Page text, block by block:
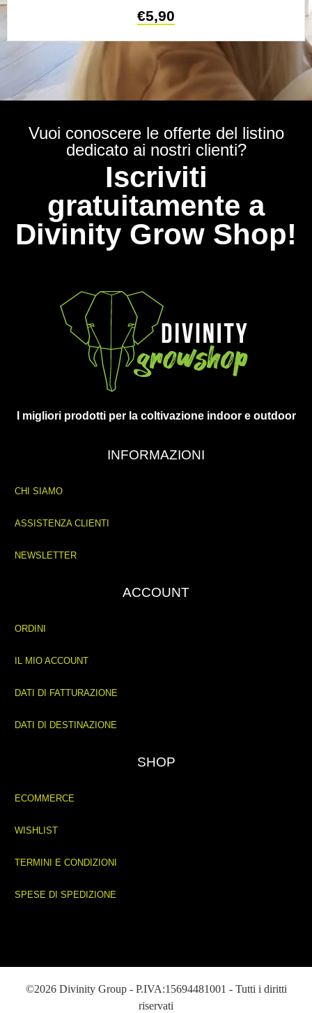
€5,90
Vuoi conoscere le offerte del listino
dedicato ai nostri clienti?
Iscriviti
gratuitamente a
Divinity Grow Shop!
I migliori prodotti per la coltivazione indoor e outdoor
INFORMAZIONI
CHI SIAMO
ASSISTENZA CLIENTI
NEWSLETTER
ACCOUNT
ORDINI
IL MIO ACCOUNT
DATI DI FATTURAZIONE
DATI DI DESTINAZIONE
SHOP
ECOMMERCE
WISHLIST
TERMINI E CONDIZIONI
SPESE DI SPEDIZIONE
©2026 Divinity Group - P.IVA:15694481001 - Tutti i diritti
riservati